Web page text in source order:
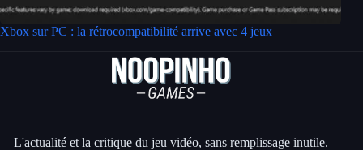
Xbox sur PC : la rétrocompatibilité arrive avec 4 jeux
L'actualité et la critique du jeu vidéo, sans remplissage inutile.